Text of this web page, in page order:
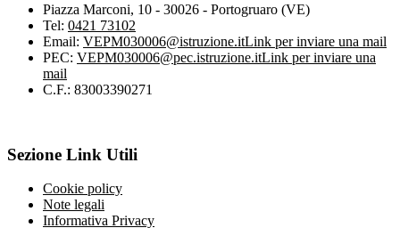
Piazza Marconi, 10 - 30026 - Portogruaro (VE)
Tel: 0421 73102
Email: VEPM030006@istruzione.itLink per inviare una mail
PEC: VEPM030006@pec.istruzione.itLink per inviare una
mail
C.F.: 83003390271
Sezione Link Utili
Cookie policy
Note legali
Informativa Privacy